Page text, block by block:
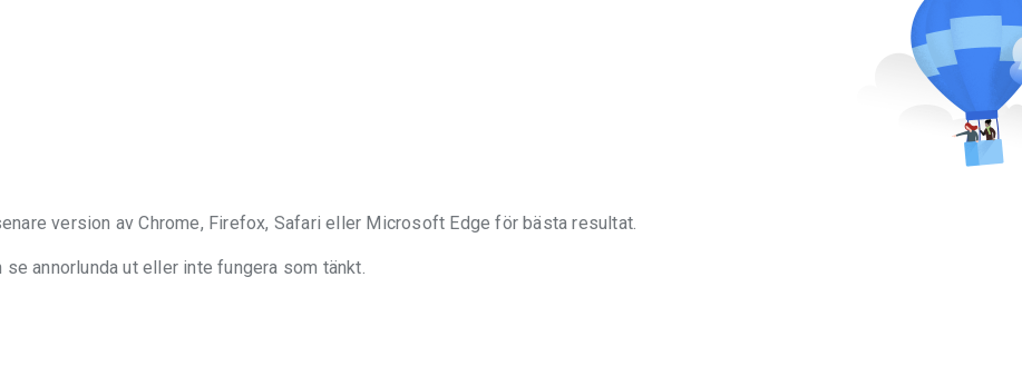
version av Chrome, Firefox, Safari eller Microsoft Edge för bästa resultat.
annorlunda ut eller inte fungera som tänkt.